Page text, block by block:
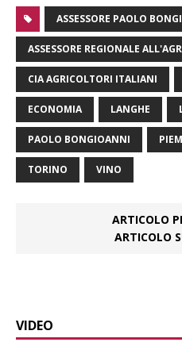
ASSESSORE PAOLO
ASSESSORE REGIONALE
CIA AGRICOLTORI ITALIANI
ECONOMIA LANGHE
PAOLO BONGIOANNI
TORINO VINO
ARTICOLO
ARTICOLO
VIDEO